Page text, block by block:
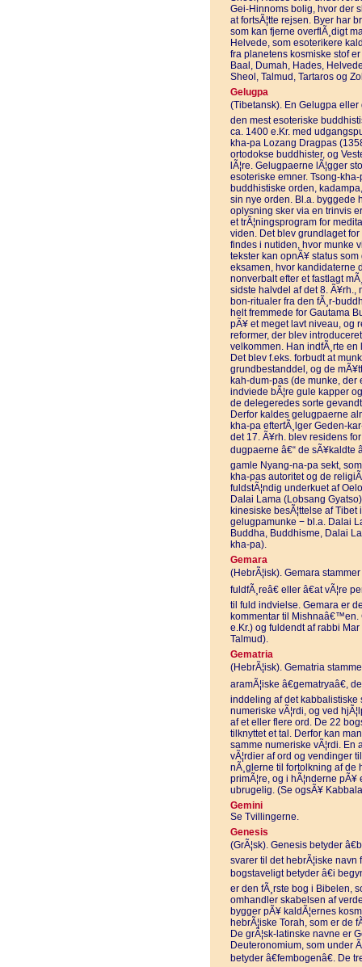
Gei-Hinnoms bolig, hvor der
at fortsÃ¦tte rejsen. Byer har
som kan fjerne overflÃ¸digt
Helvede, som esoterikere
fra planetens kosmiske stof
Baal, Dumah, Hades,
Sheol, Talmud, Tartaros og
Gelugpa
(Tibetansk). En Gelugpa eller
den mest esoteriske
ca. 1400 e.Kr. med
kha-pa Lozang Dragpas
ortodokse buddhister, og
lÃ¦re. Gelugpaerne lÃ¦gger
esoteriske emner. Tsong-
buddhistiske orden,
sin nye orden. Bl.a. byggede
oplysning sker via en trinvis
et trÃ¦ningsprogram for
viden. Det blev grundlaget
findes i nutiden, hvor munke
tekster kan opnÃ¥ status
eksamen, hvor kandidaterne
nonverbalt efter et fastlagt
sidste halvdel af det 8. Ã¥rh.,
bon-ritualer fra den fÃ¸r-
helt fremmede for Gautama
pÃ¥ et meget lavt niveau, og
reformer, der blev
velkommen. Han indfÃ¸rte
Det blev f.eks. forbudt at
grundbestanddel, og de
kah-dum-pas (de munke,
indviede bÃ¦re gule kapper
de delegeredes sorte
Derfor kaldes gelugpaerne
kha-pa efterfÃ¸lger Geden-
det 17. Ã¥rh. blev residens
dugpaerne â€“ de sÃ¥kaldte
gamle Nyang-na-pa sekt,
kha-pas autoritet og de
fuldstÃ¦ndig underkuet af
Dalai Lama (Lobsang
kinesiske besÃ¦ttelse af
gelugpamunke − bl.a. Dalai
Buddha, Buddhisme, Dalai
kha-pa).
Gemara
(HebrÃ¦isk). Gemara stammer
fuldfÃ¸reâ€ eller â€at vÃ¦re
til fuld indvielse. Gemara er
kommentar til Mishnaâ€™en.
e.Kr.) og fuldendt af rabbi
Talmud).
Gematria
(HebrÃ¦isk). Gematria
aramÃ¦iske â€gematryaâ€,
inddeling af det kabbalistiske
numeriske vÃ¦rdi, og ved
af et eller flere ord. De 22
tilknyttet et tal. Derfor kan
samme numeriske vÃ¦rdi.
vÃ¦rdier af ord og vendinger
nÃ¸glerne til fortolkning af de
primÃ¦re, og i hÃ¦nderne
ubrugelig. (Se ogsÃ¥
Gemini
Se Tvillingerne.
Genesis
(GrÃ¦sk). Genesis betyder
svarer til det hebrÃ¦iske
bogstaveligt betyder â€i
er den fÃ¸rste bog i Bibelen,
omhandler skabelsen af
bygger pÃ¥ kaldÃ¦ernes
hebrÃ¦iske Torah, som er de
De grÃ¦sk-latinske navne er
Deuteronomium, som under
betyder â€fembogenâ€. De